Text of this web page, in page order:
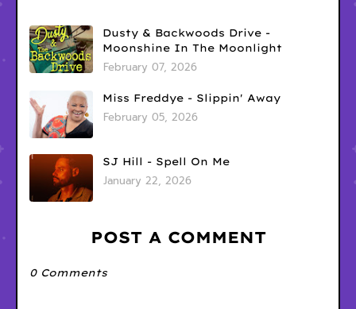
Dusty & Backwoods Drive -
Moonshine In The Moonlight
February 07, 2026
Miss Freddye - Slippin' Away
February 05, 2026
SJ Hill - Spell On Me
January 22, 2026
POST A COMMENT
0 Comments